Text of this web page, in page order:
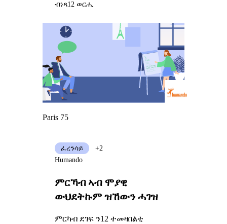
ብነጻ12 ወርሒ
Paris 75
ምርኻብ ኣብ ሞያዊ
ውህደትኩም ዝኸውን ሓገዝ
ምርካብ ደገፍ ን12 ተመዛበልቲ
ፈረንሳይ
+2
Humando